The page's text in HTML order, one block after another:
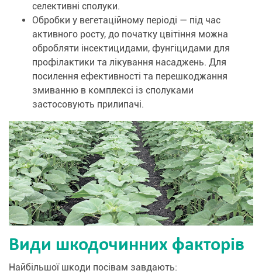
селективні сполуки.
Обробки у вегетаційному періоді — під час
активного росту, до початку цвітіння можна
обробляти інсектицидами, фунгіцидами для
профілактики та лікування насаджень. Для
посилення ефективності та перешкоджання
змиванню в комплексі із сполуками
застосовують прилипачі.
Види шкодочинних факторів
Найбільшої шкоди посівам завдають: